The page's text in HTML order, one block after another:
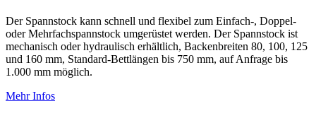
Der Spannstock kann schnell und flexibel zum Einfach-, Doppel-
oder Mehrfachspannstock umgerüstet werden. Der Spannstock ist
mechanisch oder hydraulisch erhältlich, Backenbreiten 80, 100, 125
und 160 mm, Standard-Bettlängen bis 750 mm, auf Anfrage bis
1.000 mm möglich.
Mehr Infos